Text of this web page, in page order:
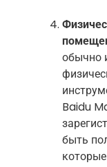
обычно
Baidu
быть